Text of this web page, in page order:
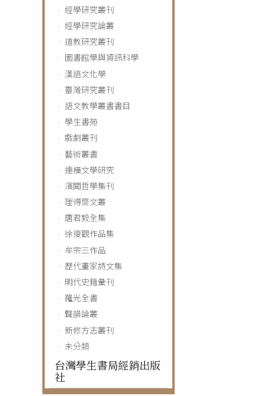
經學研究叢刊
經學研究論叢
道教研究叢刊
圖書館學與資訊科學
漢語文化學
臺灣研究叢刊
語文教學叢書書目
學生書苑
戲劇叢刊
藝術叢書
連橫文學研究
濱聞哲學集刊
理得齋文叢
唐君毅全集
徐復觀作品集
牟宗三作品
歷代畫家詩文集
明代史籍彙刊
羅光全書
聲韻論叢
新修方志叢刊
未分類
台灣學生書局經銷出版
社